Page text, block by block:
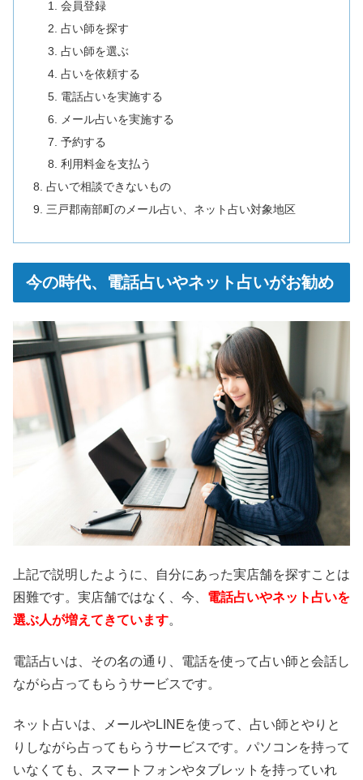
会員登録
占い師を探す
占い師を選ぶ
占いを依頼する
電話占いを実施する
メール占いを実施する
予約する
利用料金を支払う
占いで相談できないもの
三戸郡南部町のメール占い、ネット占い対象地区
今の時代、電話占いやネット占いがお勧め
上記で説明したように、自分にあった実店舗を探すことは
困難です。実店舗ではなく、今、 電話占いやネット占いを
選ぶ人が増えてきています。
電話占いは、その名の通り、電話を使って占い師と会話し
ながら占ってもらうサービスです。
ネット占いは、メールやLINEを使って、占い師とやりと
りしながら占ってもらうサービスです。パソコンを持って
いなくても、スマートフォンやタブレットを持っていれ